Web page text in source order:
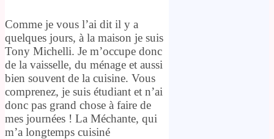
Comme je vous l’ai dit il y a
quelques jours, à la maison je suis
Tony Michelli. Je m’occupe donc
de la vaisselle, du ménage et aussi
bien souvent de la cuisine. Vous
comprenez, je suis étudiant et n’ai
donc pas grand chose à faire de
mes journées ! La Méchante, qui
m’a longtemps cuisiné